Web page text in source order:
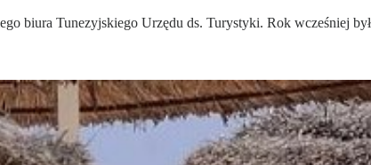
biura Tunezyjskiego Urzędu ds. Turystyki. Rok wcześniej